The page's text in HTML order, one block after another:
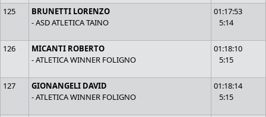
125
BRUNETTI LORENZO
- ASD ATLETICA TAINO
01:17:53
5:14
126
MICANTI ROBERTO
- ATLETICA WINNER FOLIGNO
01:18:10
5:15
127
GIONANGELI DAVID
- ATLETICA WINNER FOLIGNO
01:18:14
5:15